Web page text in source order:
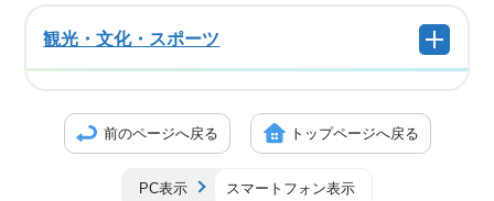
観光・文化・スポーツ
前のページへ戻る トップページへ戻る
PC表示 スマートフォン表示